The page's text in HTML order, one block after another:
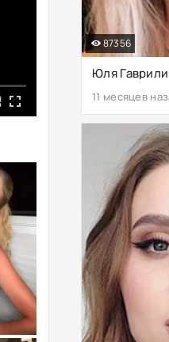
Юля
11 месяцев
87356